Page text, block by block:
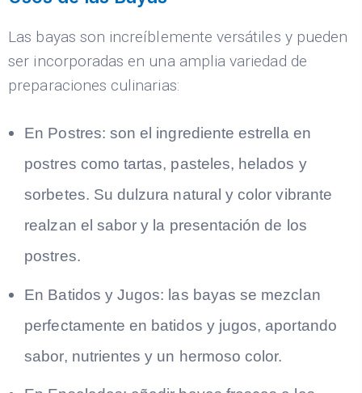
Las bayas son increíblemente versátiles y pueden
ser incorporadas en una amplia variedad de
preparaciones culinarias:
En Postres: son el ingrediente estrella en
postres como tartas, pasteles, helados y
sorbetes. Su dulzura natural y color vibrante
realzan el sabor y la presentación de los
postres.
En Batidos y Jugos: las bayas se mezclan
perfectamente en batidos y jugos, aportando
sabor, nutrientes y un hermoso color.